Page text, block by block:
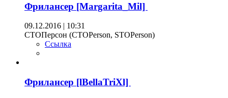
Фрилансер [Margarita_Mil]
09.12.2016 | 10:31
СТОПерсон (СТОPerson, STOPerson)
Ссылка
Фрилансер [lBellaTriXl]